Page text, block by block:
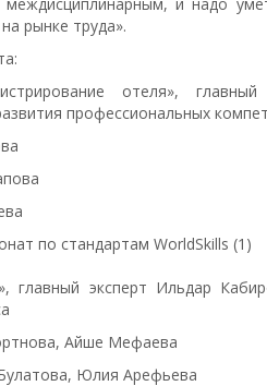
рынке труда».
отеля»,
профессиональных
главный эксперт Ильдар
Айше Мефаева
Юлия Арефьева